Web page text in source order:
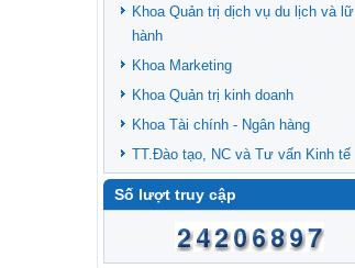
Khoa Quản trị dịch vụ du lịch và lữ
hành
Khoa Marketing
Khoa Quản trị kinh doanh
Khoa Tài chính - Ngân hàng
TT.Đào tạo, NC và Tư vấn Kinh tế
Số lượt truy cập